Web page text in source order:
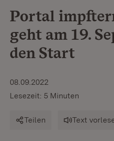
Portal
geht am 19.
den Start
08.09.2022
Lesezeit: 5 Minuten
Teilen Text